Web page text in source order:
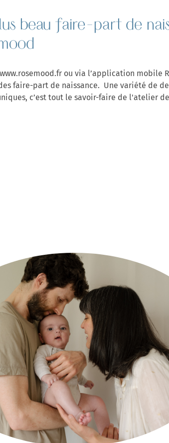
beau faire-part de
ou via l’application mobile
faire-part de naissance. Une variété de
c’est tout le savoir-faire de l'atelier